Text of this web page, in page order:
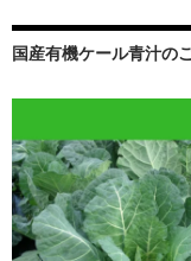
国産有機ケール青汁の